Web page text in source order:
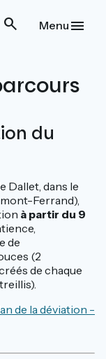
Menu
du
Dallet, dans le
Ferrand),
à partir du 9
de
(2
de chaque
de la déviation -